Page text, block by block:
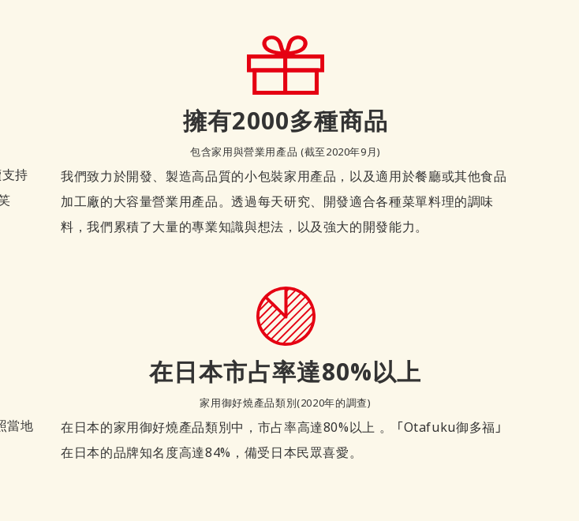
持
擁有2000多種商品
包含家用與營業用產品 (截至2020年9月)
我們致力於開發、製造高品質的小包裝家用產品，以及適用於餐廳或其他食品
加工廠的大容量營業用產品。透過每天研究、開發適合各種菜單料理的調味
料，我們累積了大量的專業知識與想法，以及強大的開發能力。
當地
在日本市占率達80%以上
家用御好燒產品類別(2020年的調查)
在日本的家用御好燒產品類別中，市占率高達80%以上 。 「Otafuku御多福」
在日本的品牌知名度高達84%，備受日本民眾喜愛。